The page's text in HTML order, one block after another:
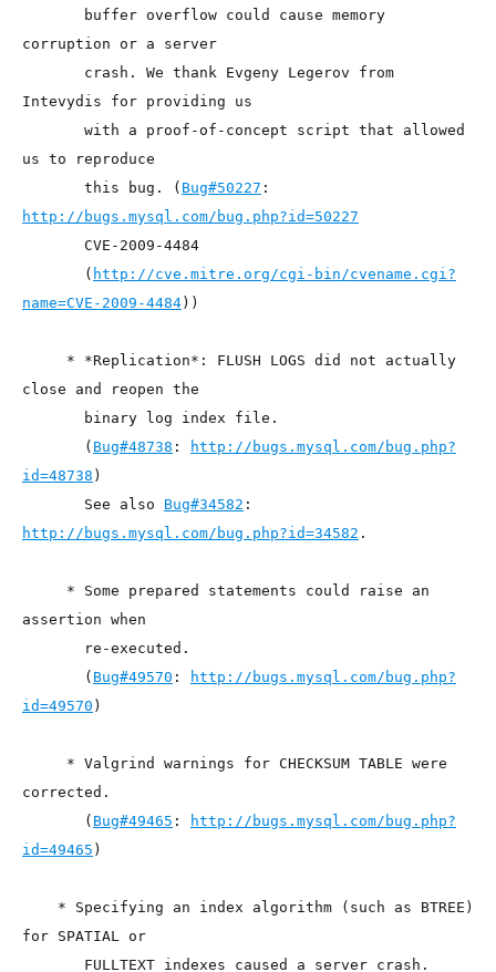
corruption or a server
Intevydis for providing us
us to reproduce
       this bug. (
Bug#50227
http://bugs.mysql.com/bug.php?id=50227
       CVE-2009-4484
       (
http://cve.mitre.org/cgi-bin/cvename.cgi?
name=CVE-2009-4484 ))
close and reopen the
       binary log index file.
       (
Bug#48738 :
http://bugs.mysql.com/bug.php?
id=48738 )
       See also
Bug#34582
http://bugs.mysql.com/bug.php?id=34582 .
assertion when
       re-executed.
       (
Bug#49570 :
http://bugs.mysql.com/bug.php?
id=49570 )
corrected.
       (
Bug#49465 :
http://bugs.mysql.com/bug.php?
id=49465 )
for SPATIAL or